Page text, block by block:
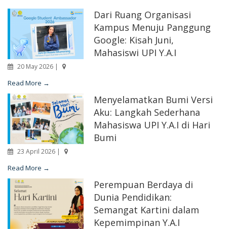
Dari Ruang Organisasi
Kampus Menuju Panggung
Google: Kisah Juni,
Mahasiswi UPI Y.A.I
20 May 2026 |
Read More →
Menyelamatkan Bumi Versi
Aku: Langkah Sederhana
Mahasiswa UPI Y.A.I di Hari
Bumi
23 April 2026 |
Read More →
Perempuan Berdaya di
Dunia Pendidikan:
Semangat Kartini dalam
Kepemimpinan Y.A.I